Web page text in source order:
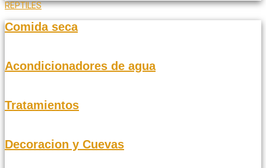
REPTILES
Comida seca
Acondicionadores de agua
Tratamientos
Decoracion y Cuevas